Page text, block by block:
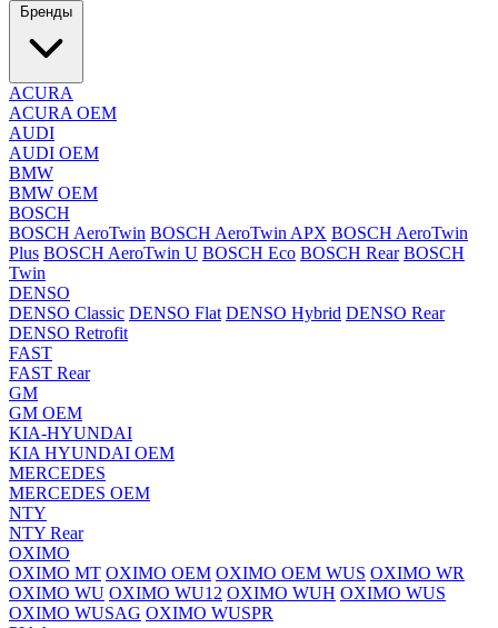
Бренды
ACURA
ACURA OEM
AUDI
AUDI OEM
BMW
BMW OEM
BOSCH
BOSCH AeroTwin BOSCH AeroTwin APX BOSCH AeroTwin
Plus BOSCH AeroTwin U BOSCH Eco BOSCH Rear BOSCH
Twin
DENSO
DENSO Classic DENSO Flat DENSO Hybrid DENSO Rear
DENSO Retrofit
FAST
FAST Rear
GM
GM OEM
KIA-HYUNDAI
KIA HYUNDAI OEM
MERCEDES
MERCEDES OEM
NTY
NTY Rear
OXIMO
OXIMO MT OXIMO OEM OXIMO OEM WUS OXIMO WR
OXIMO WU OXIMO WU12 OXIMO WUH OXIMO WUS
OXIMO WUSAG OXIMO WUSPR